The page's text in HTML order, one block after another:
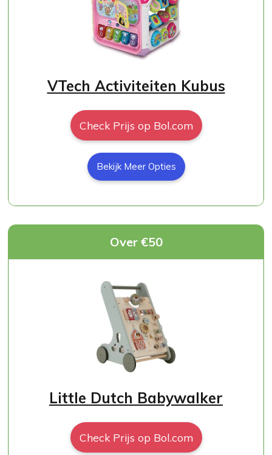
VTech Activiteiten Kubus
Check Prijs op Bol.com
Bekijk Meer Opties
Over €50
Little Dutch Babywalker
Check Prijs op Bol.com